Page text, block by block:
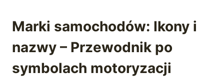
Marki samochodów: Ikony i
nazwy – Przewodnik po
symbolach motoryzacji